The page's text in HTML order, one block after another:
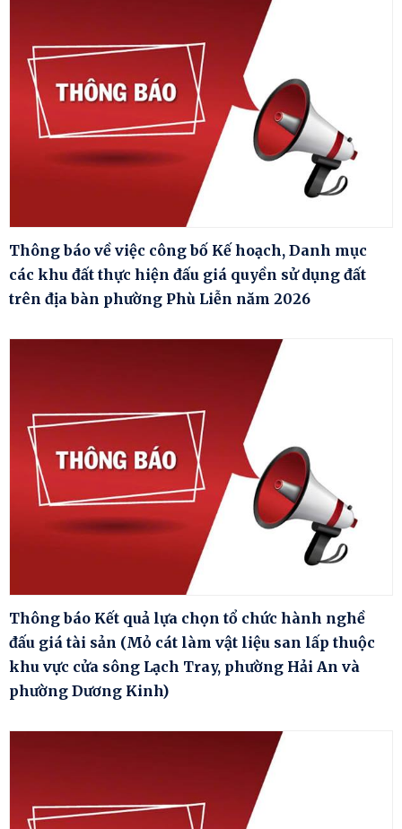
Thông báo về việc công bố Kế hoạch, Danh mục
các khu đất thực hiện đấu giá quyền sử dụng đất
trên địa bàn phường Phù Liễn năm 2026
Thông báo Kết quả lựa chọn tổ chức hành nghề
đấu giá tài sản (Mỏ cát làm vật liệu san lấp thuộc
khu vực cửa sông Lạch Tray, phường Hải An và
phường Dương Kinh)